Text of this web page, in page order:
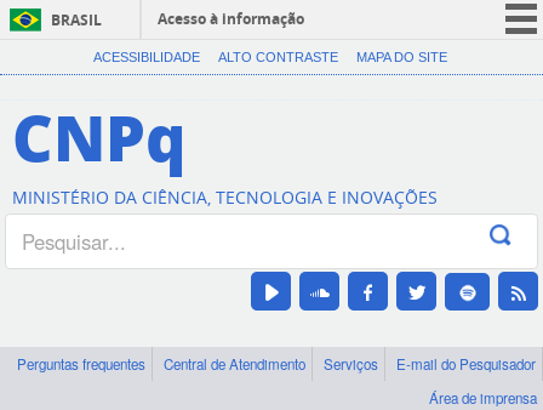
BRASIL
Acesso à informação
CORONAVÍRUS (COVID-19)
Canais
ACESSIBILIDADE ALTO CONTRASTE MAPA DO SITE
CNPq
MINISTÉRIO DA CIÊNCIA, TECNOLOGIA E INOVAÇÕES
Perguntas frequentes Central de Atendimento Serviços
E-mail do Pesquisador
Área de imprensa